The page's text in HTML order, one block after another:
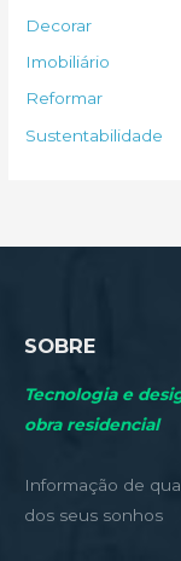
p
o
r
Decorar
Imobiliário
Reformar
Sustentabilidade
SOBRE
Tecnologia e
obra residencial
Informação de
dos seus sonhos